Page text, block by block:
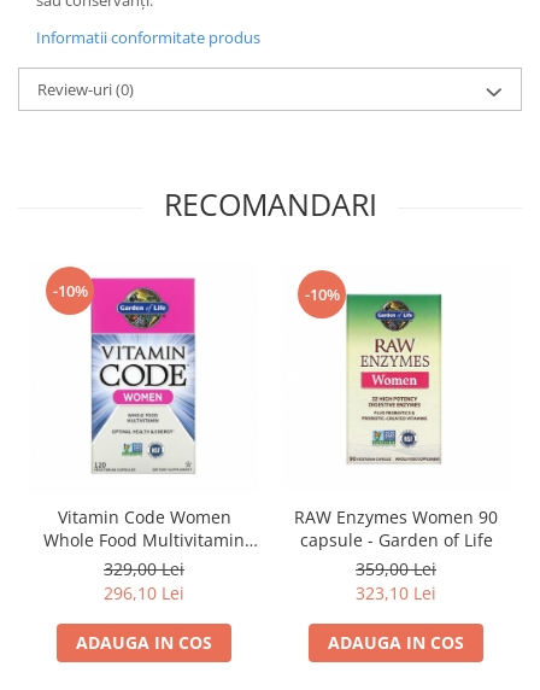
Informatii conformitate produs
Review-uri(0)
RECOMANDARI
-10%
Vitamin Code Women
Whole Food Multivitamin
for Women 120 Capsule -
Garden of Life
329,00 Lei
296,10 Lei
ADAUGA IN COS
-10%
RAW Enzymes Women 90
capsule - Garden of Life
359,00 Lei
323,10 Lei
ADAUGA IN COS